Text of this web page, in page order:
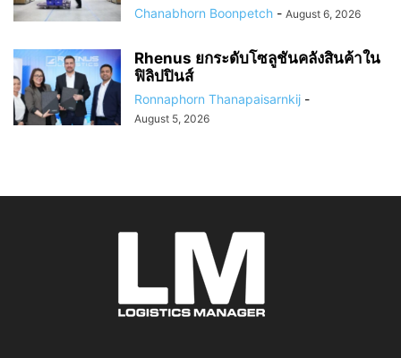
Chanabhorn Boonpetch - August 6, 2026
Rhenus ยกระดับโซลูชันคลังสินค้าใน
ฟิลิปปินส์
Ronnaphorn Thanapaisarnkij -
August 5, 2026